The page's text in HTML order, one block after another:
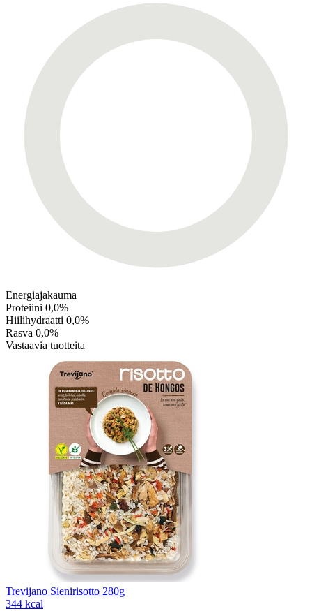
Energiajakauma
Proteiini 0,0%
Hiilihydraatti 0,0%
Rasva 0,0%
Vastaavia tuotteita
Trevijano Sienirisotto 280g
344 kcal